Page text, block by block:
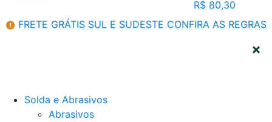
R$ 80,30
FRETE GRÁTIS SUL E SUDESTE CONFIRA AS REGRAS
Solda e Abrasivos
Abrasivos